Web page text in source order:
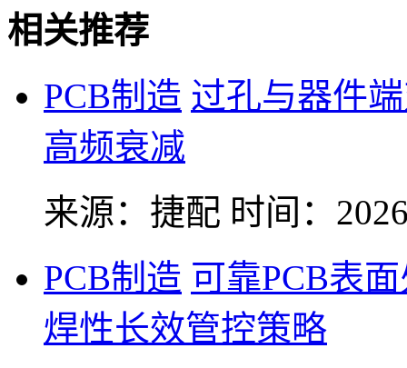
相关推荐
PCB制造 过孔与器件
高频衰减
来源：捷配 时间：
PCB制造 可靠PCB表
焊性长效管控策略